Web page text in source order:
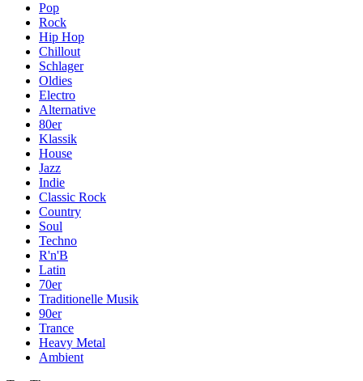
Pop
Rock
Hip Hop
Chillout
Schlager
Oldies
Electro
Alternative
80er
Klassik
House
Jazz
Indie
Classic Rock
Country
Soul
Techno
R'n'B
Latin
70er
Traditionelle Musik
90er
Trance
Heavy Metal
Ambient